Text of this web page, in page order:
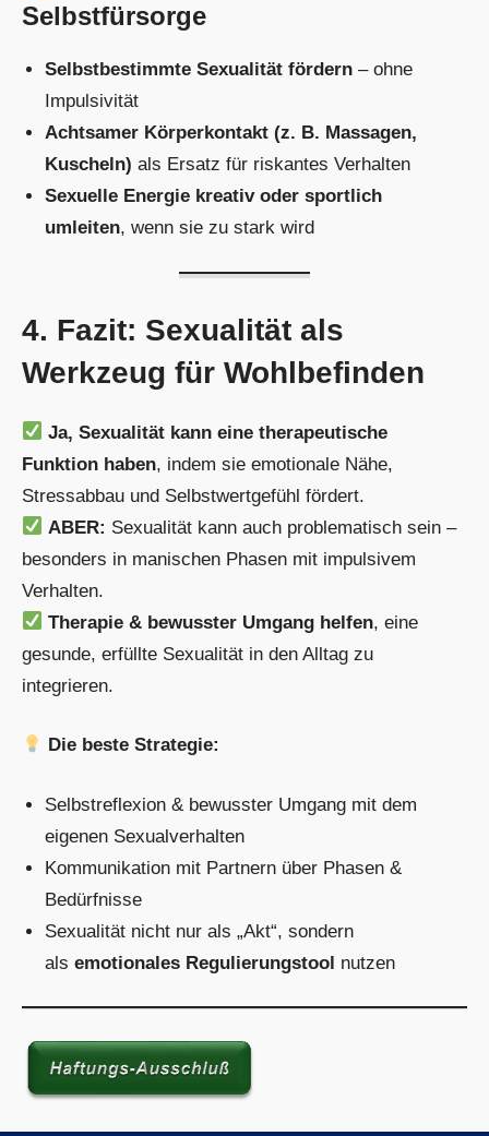
Selbstfürsorge
Selbstbestimmte Sexualität fördern – ohne
Impulsivität
Achtsamer Körperkontakt (z. B. Massagen,
Kuscheln) als Ersatz für riskantes Verhalten
Sexuelle Energie kreativ oder sportlich
umleiten, wenn sie zu stark wird
4. Fazit: Sexualität als
Werkzeug für Wohlbefinden
Ja, Sexualität kann eine therapeutische
Funktion haben, indem sie emotionale Nähe,
Stressabbau und Selbstwertgefühl fördert.
ABER: Sexualität kann auch problematisch sein –
besonders in manischen Phasen mit impulsivem
Verhalten.
Therapie & bewusster Umgang helfen, eine
gesunde, erfüllte Sexualität in den Alltag zu
integrieren.
Die beste Strategie:
Selbstreflexion & bewusster Umgang mit dem
eigenen Sexualverhalten
Kommunikation mit Partnern über Phasen &
Bedürfnisse
Sexualität nicht nur als „Akt“, sondern
alsemotionales Regulierungstool nutzen